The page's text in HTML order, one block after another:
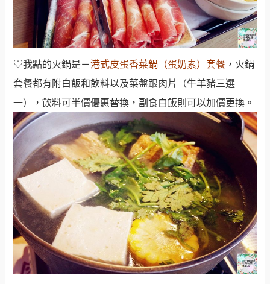
♡我點的火鍋是－港式皮蛋香菜鍋（蛋奶素）套餐 ，火鍋
套餐都有附白飯和飲料以及菜盤跟肉片（牛羊豬三選
一），飲料可半價優惠替換，副食白飯則可以加價更換。